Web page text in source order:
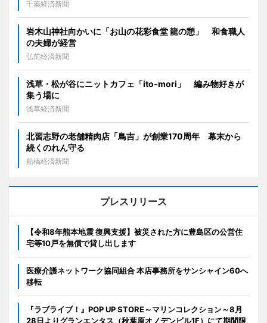
千葉経済新聞
岩木山神社向かいに「お山の花彩食堂 龍の憩」 和食職人
の夫婦が経営
弘前経済新聞
浅草・松が谷にニットカフェ「ito-mori」 編み物好きが
集う場に
浅草経済新聞
北習志野の老舗精肉店「鳥吉」が創業170周年 幕末から
続くのれん守る
船橋経済新聞
プレスリリース
【令和8年熊本地震 復興支援】被災された方に豊島区の公営住
宅等10戸を無償で貸し出します
医療介護ネットワーク協同組合 本店事務所をサンシャイン60へ
移転
『ラブライブ！』POP UP STORE～マリンコレクション～8月
28日よりグランエンタス（秋葉原オノデンビル1F）にて期間限